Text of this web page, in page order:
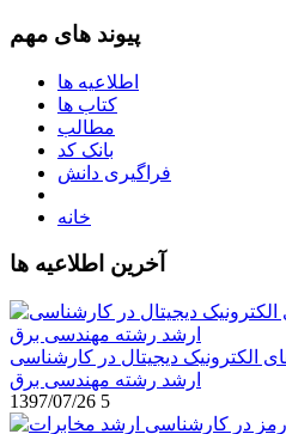
پیوند های مهم
اطلاعیه ها
کتاب ها
مطالب
بانک کد
فراگیری دانش
خانه
آخرین اطلاعیه ها
الکترونیک دیجیتال در کارشناسی
ارشد رشته مهندسی برق
1397/07/26 5